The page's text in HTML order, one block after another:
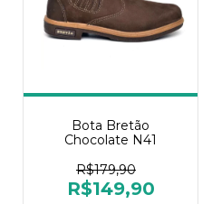
Bota Bretão
Chocolate N41
R$179,90
R$149,90